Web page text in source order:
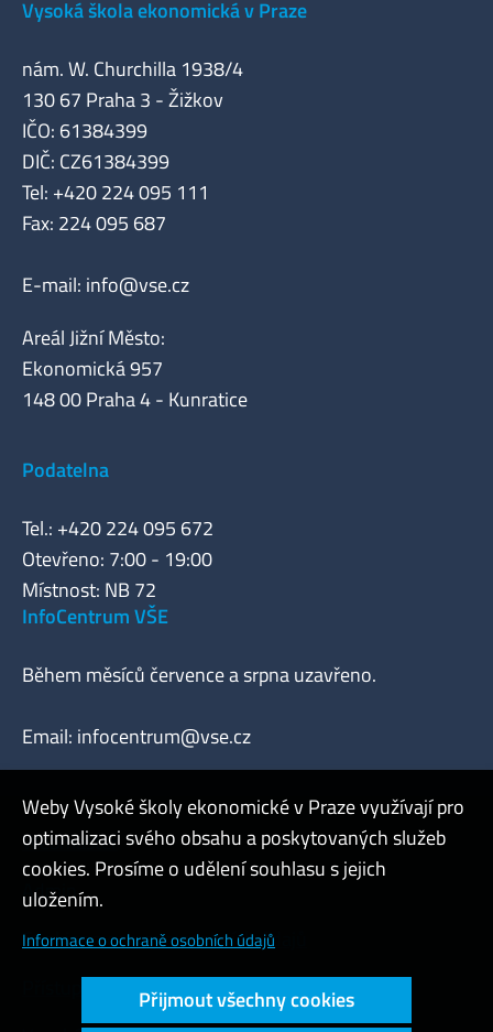
Vysoká škola ekonomická v Praze
nám. W. Churchilla 1938/4
130 67 Praha 3 - Žižkov
IČO: 61384399
DIČ: CZ61384399
Tel: +420 224 095 111
Fax: 224 095 687
E-mail: info@vse.cz
Areál Jižní Město:
Ekonomická 957
148 00 Praha 4 - Kunratice
Podatelna
Tel.: +420 224 095 672
Otevřeno: 7:00 - 19:00
Místnost: NB 72
InfoCentrum VŠE
Během měsíců července a srpna uzavřeno.
Email: infocentrum@vse.cz
Webmaster
Admin
Cookies a ochrana osobních údajů
Přístupnost webu
Weby Vysoké školy ekonomické v Praze využívají pro
optimalizaci svého obsahu a poskytovaných služeb
cookies. Prosíme o udělení souhlasu s jejich
uložením.
Informace o ochraně osobních údajů
Přijmout všechny cookies